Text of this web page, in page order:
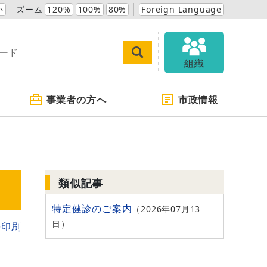
ズーム 120% 100% 80% Foreign Language
組織
事業者の方へ 市政情報
刷
類似記事
特定健診のご案内
2026年07月13
日